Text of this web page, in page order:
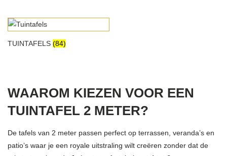
TUINTAFELS (84)
WAAROM KIEZEN VOOR EEN
TUINTAFEL 2 METER?
De tafels van 2 meter passen perfect op terrassen, veranda’s en
patio’s waar je een royale uitstraling wilt creëren zonder dat de